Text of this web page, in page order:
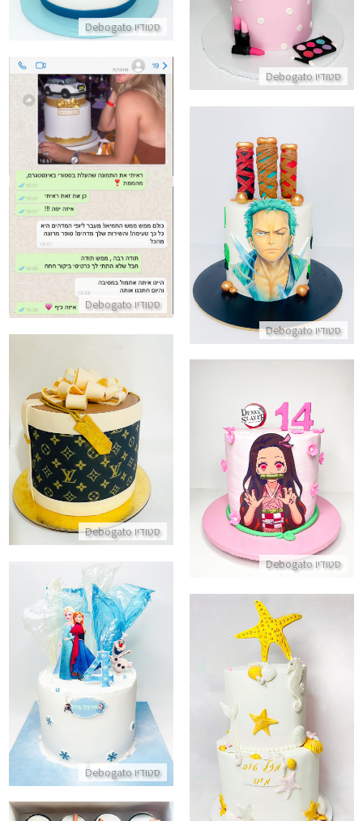
סטודיו Debogato
סטודיו Debogato
סטודיו Debogato
ביקורות מלקוחות עוגה מעוצבת
התקשר/י
סטודיו Debogato
עוגת אנימה כשרה
התקשר/י
סטודיו Debogato
עוגת מותגים עם כשרות
התקשר/י
סטודיו Debogato
עוגת אנימה בנות DEMON SLAYER
התקשר/י
סטודיו Debogato
עוגת אנה ואלזה
התקשר/י
עוגת קומות בעיצוב ים
התקשר/י